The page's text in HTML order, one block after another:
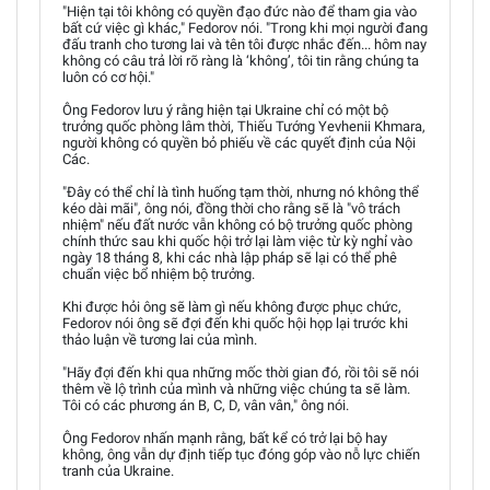
"Hiện tại tôi không có quyền đạo đức nào để tham gia vào
bất cứ việc gì khác," Fedorov nói. "Trong khi mọi người đang
đấu tranh cho tương lai và tên tôi được nhắc đến... hôm nay
không có câu trả lời rõ ràng là ‘không’, tôi tin rằng chúng ta
luôn có cơ hội."
Ông Fedorov lưu ý rằng hiện tại Ukraine chỉ có một bộ
trưởng quốc phòng lâm thời, Thiếu Tướng Yevhenii Khmara,
người không có quyền bỏ phiếu về các quyết định của Nội
Các.
"Đây có thể chỉ là tình huống tạm thời, nhưng nó không thể
kéo dài mãi", ông nói, đồng thời cho rằng sẽ là "vô trách
nhiệm" nếu đất nước vẫn không có bộ trưởng quốc phòng
chính thức sau khi quốc hội trở lại làm việc từ kỳ nghỉ vào
ngày 18 tháng 8, khi các nhà lập pháp sẽ lại có thể phê
chuẩn việc bổ nhiệm bộ trưởng.
Khi được hỏi ông sẽ làm gì nếu không được phục chức,
Fedorov nói ông sẽ đợi đến khi quốc hội họp lại trước khi
thảo luận về tương lai của mình.
"Hãy đợi đến khi qua những mốc thời gian đó, rồi tôi sẽ nói
thêm về lộ trình của mình và những việc chúng ta sẽ làm.
Tôi có các phương án B, C, D, vân vân," ông nói.
Ông Fedorov nhấn mạnh rằng, bất kể có trở lại bộ hay
không, ông vẫn dự định tiếp tục đóng góp vào nỗ lực chiến
tranh của Ukraine.